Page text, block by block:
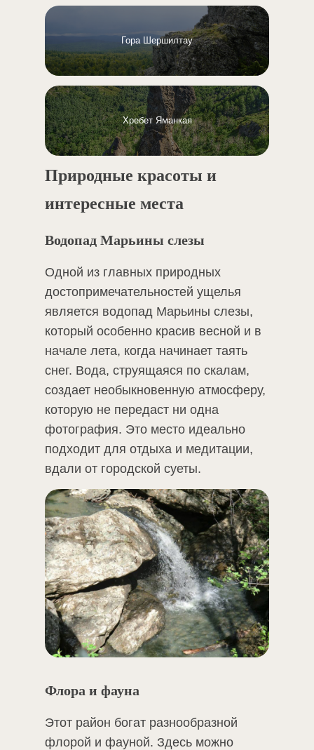
Гора Шершилтау
Хребет Яманкая
Природные красоты и
интересные места
Водопад Марьины слезы
Одной из главных природных
достопримечательностей ущелья
является водопад Марьины слезы,
который особенно красив весной и в
начале лета, когда начинает таять
снег. Вода, струящаяся по скалам,
создает необыкновенную атмосферу,
которую не передаст ни одна
фотография. Это место идеально
подходит для отдыха и медитации,
вдали от городской суеты​.
Флора и фауна
Этот район богат разнообразной
флорой и фауной. Здесь можно